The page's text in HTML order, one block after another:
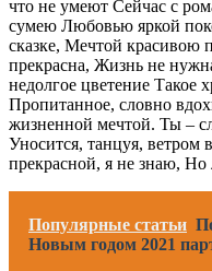
что не умеют Сейчас с
сумею Любовью яркой
сказке, Мечтой красивою
прекрасна, Жизнь не
недолгое цветение Такое
Пропитанное, словно
жизненной мечтой. Ты –
Уносится, танцуя,
прекрасной, я не знаю, Но
Популярные статьи
Новым годом 2021